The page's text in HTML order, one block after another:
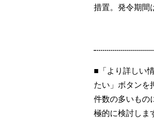
措置。発令期間
■「より詳しい
たい」ボタンを
件数の多いもの
極的に検討しま